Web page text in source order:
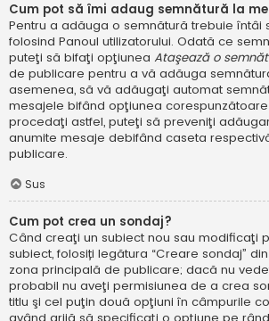
Cum pot să îmi adaug semnătură la
Pentru a adăuga o semnătură trebuie întâi
folosind Panoul utilizatorului. Odată ce
puteţi să bifaţi opţiunea Ataşează o
de publicare pentru a vă adăuga
asemenea, să vă adăugaţi automat
mesajele bifând opţiunea
procedaţi astfel, puteţi să preveniţi
anumite mesaje debifând caseta
publicare.
Sus
Cum pot crea un sondaj?
Când creaţi un subiect nou sau modificaţi
subiect, folosiți legătura “Creare sondaj”
zona principală de publicare; dacă nu
probabil nu aveţi permisiunea de a crea
titlu şi cel puţin două opţiuni în câmpurile